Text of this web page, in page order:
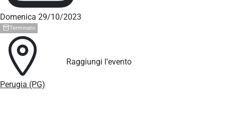
Domenica 29/10/2023
Terminato
Perugia (PG)
Raggiungi l'evento